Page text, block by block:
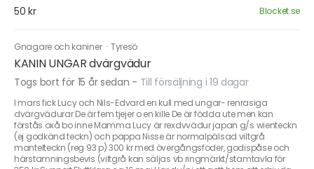
50 kr Blocket.se
Gnagare och kaniner · Tyresö
KANIN UNGAR dvärgvädur
Togs bort för 15 år sedan - Till försäljning i 19 dagar
I mars fick Lucy och Nils-Edvard en kull med ungar- renrasiga
dvärgvädurar De är fem tjejer o en kille De är födda ute men kan
förstås oxå bo inne Mamma Lucy är rexdvvädur japan g/s wienteckn
(ej godkänd teckn) och pappa Nisse är normalpälsad viltgrå
mantelteckn (reg 93 p) 300 kr med övergångsfoder, godispåse och
härstamningsbevis (viltgrå kan säljas vb ringmärkt/stamtavla för